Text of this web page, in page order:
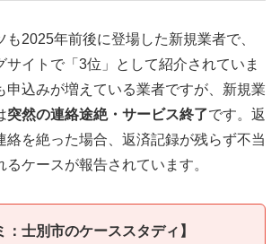
も2025年前後に登場した新規業者で、
サイトで「3位」として紹介されていま
申込みが増えている業者ですが、新規業
突然の連絡途絶・サービス終了です。返
絡を絶った場合、返済記録が残らず不当
るケースが報告されています。
士別市のケーススタディ】